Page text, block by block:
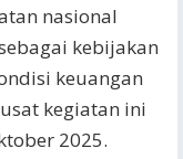
nasional
kebijakan
keuangan
kegiatan ini
2025.